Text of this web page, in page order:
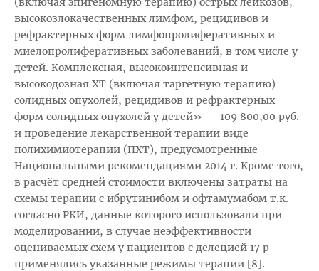
высокозлокачественных лимфом, рецидивов и
рефрактерных форм лимфопролиферативных и
миелопролиферативных заболеваний, в том числе у
детей. Комплексная, высокоинтенсивная и
высокодозная ХТ (включая таргетную терапию)
солидных опухолей, рецидивов и рефрактерных
форм солидных опухолей у детей» — 109 800,00 руб.
и проведение лекарственной терапии виде
полихимиотерапии (ПХТ), предусмотренные
Национальными рекомендациями 2014 г. Кроме того,
в расчёт средней стоимости включены затраты на
схемы терапии с ибрутинибом и офтамумабом т.к.
согласно РКИ, данные которого использовали при
моделировании, в случае неэффективности
оцениваемых схем у пациентов с делецией 17 р
применялись указанные режимы терапии [8].